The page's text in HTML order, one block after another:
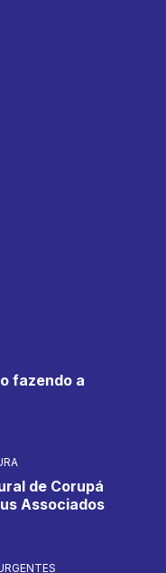
fazendo a
de Corupá
Associados